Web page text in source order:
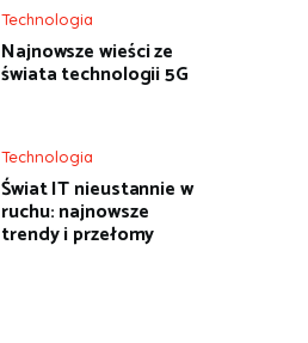
Technologia
Najnowsze wieści ze
świata technologii 5G
Technologia
Świat IT nieustannie w
ruchu: najnowsze
trendy i przełomy